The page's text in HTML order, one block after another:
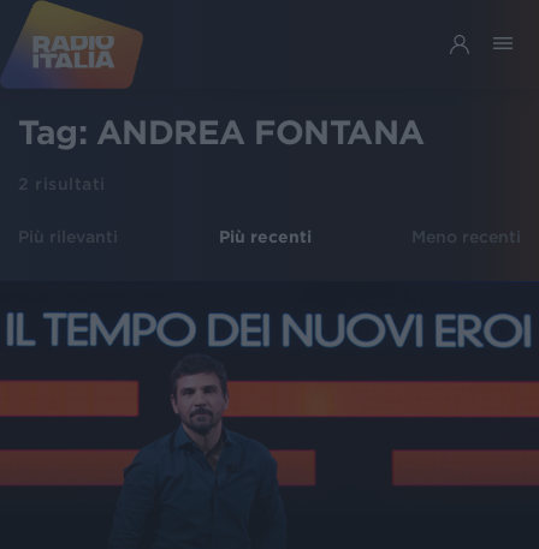
Tag: ANDREA FONTANA
2 risultati
Più rilevanti Più recenti Meno recenti